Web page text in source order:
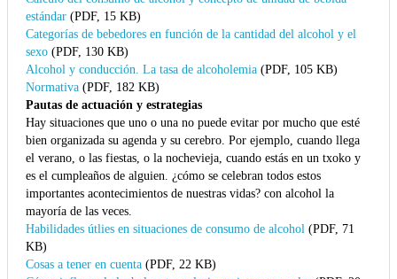
estándar (PDF, 15 KB)
Categorías de bebedores en función de la cantidad del alcohol y el
sexo (PDF, 130 KB)
Alcohol y conducción. La tasa de alcoholemia (PDF, 105 KB)
Normativa (PDF, 182 KB)
Pautas de actuación y estrategias
Hay situaciones que uno o una no puede evitar por mucho que esté
bien organizada su agenda y su cerebro. Por ejemplo, cuando llega
el verano, o las fiestas, o la nochevieja, cuando estás en un txoko y
es el cumpleaños de alguien. ¿cómo se celebran todos estos
importantes acontecimientos de nuestras vidas? con alcohol la
mayoría de las veces.
Habilidades útlies en situaciones de consumo de alcohol (PDF, 71
KB)
Cosas a tener en cuenta (PDF, 22 KB)